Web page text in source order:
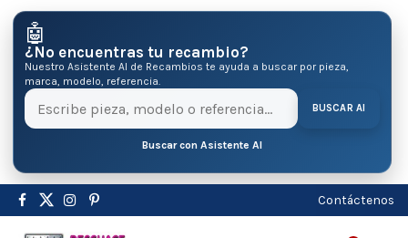
🤖
¿No encuentras tu recambio?
Nuestro Asistente AI de Recambios te ayuda a buscar por pieza,
marca, modelo, referencia.
BUSCAR AI
Buscar con Asistente AI
Contáctenos